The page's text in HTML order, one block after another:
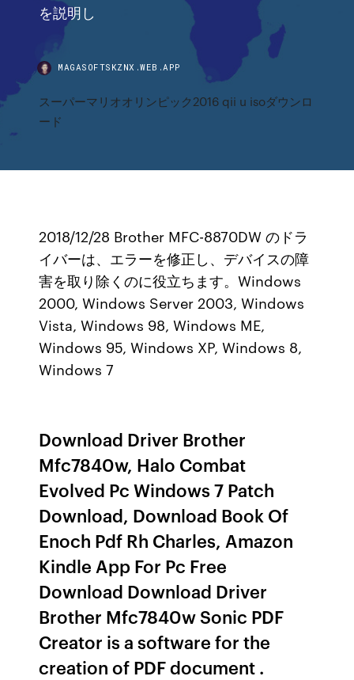
を説明し
MAGASOFTSKZNX.WEB.APP
スーパーマリオオリンピック2016 qii u isoダウンロ
ード
2018/12/28 Brother MFC-8870DW のドラ
イバーは、エラーを修正し、デバイスの障
害を取り除くのに役立ちます。Windows
2000, Windows Server 2003, Windows
Vista, Windows 98, Windows ME,
Windows 95, Windows XP, Windows 8,
Windows 7
Download Driver Brother
Mfc7840w, Halo Combat
Evolved Pc Windows 7 Patch
Download, Download Book Of
Enoch Pdf Rh Charles, Amazon
Kindle App For Pc Free
Download Download Driver
Brother Mfc7840w Sonic PDF
Creator is a software for the
creation of PDF document .